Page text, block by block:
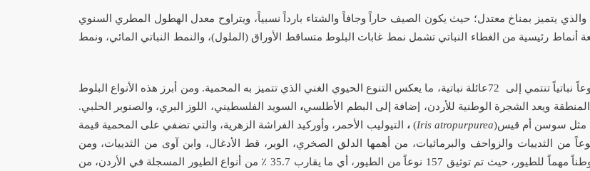
والذي يتميز بمناخ معتدل؛ حيث يكون الصيف حاراً وجافاً والشتاء بارداً نسبياً، ويتراوح معدل الهطول المطري السنوي
أنماط رئيسية من الغطاء النباتي تشمل نمط غابات البلوط متساقط الأوراق (الملول)، والنمط النباتي المائي، ونمط
نباتياً تنتمي إلى 72عائلة نباتية، ما يعكس التنوع الحيوي الغني الذي تتميز به المحمية. ومن أبرز هذه الأنواع البلوط
ويعد الشجرة الوطنية للأردن، إضافة إلى البطم الأطلسي، السويد الفلسطيني، اللوز البري، والصنوبر الحلبي.
مثل سوسن أم قيس
(Iris atropurpurea) ،
التيوليب الأحمر، وأوركيد الفراشة الزهرية، والتي تضفي على المحمية قيمة
تم تسجيل 37 نوعاً من الثدييات والزواحف والبرمائيات، من أهمها الدلق الصخري، الوبر، قط الأدغال، وابن آوى من الثدييات، ومن
مهماً للطيور، حيث تم توثيق 157 نوعاً من الطيور، أي ما يقارب 35.7 ٪
من أنواع الطيور المسجلة في الأردن، من